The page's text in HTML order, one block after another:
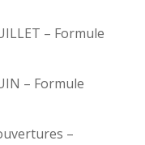
– Formule
– Formule
–